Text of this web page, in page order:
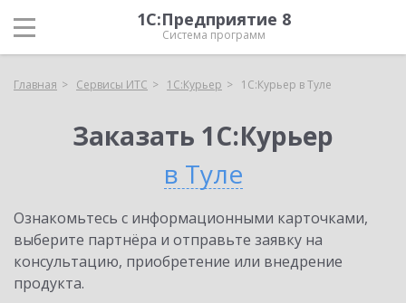
1С:Предприятие 8
Система программ
Главная Сервисы ИТС 1С:Курьер 1С:Курьер в Туле
Заказать 1С:Курьер
в Туле
Ознакомьтесь с информационными карточками,
выберите партнёра и отправьте заявку на
консультацию, приобретение или внедрение
продукта.